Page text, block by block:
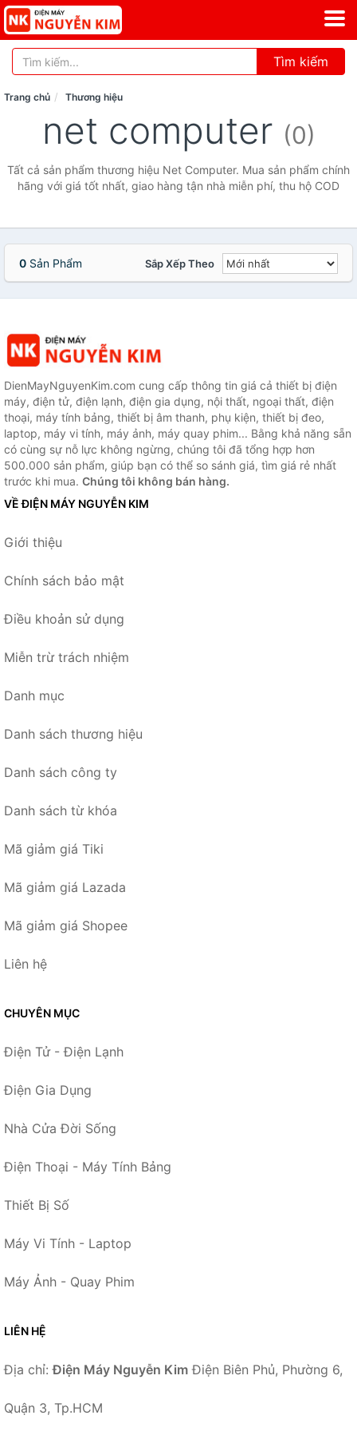
Tìm kiếm
Trang chủ Thương hiệu
net computer (0)
Tất cả sản phẩm thương hiệu Net Computer. Mua sản phẩm chính
hãng với giá tốt nhất, giao hàng tận nhà miễn phí, thu hộ COD
0 Sản Phẩm Sắp Xếp Theo
DienMayNguyenKim.com cung cấp thông tin giá cả thiết bị điện
máy, điện tử, điện lạnh, điện gia dụng, nội thất, ngoại thất, điện
thoại, máy tính bảng, thiết bị âm thanh, phụ kiện, thiết bị đeo,
laptop, máy vi tính, máy ảnh, máy quay phim... Bằng khả năng sẵn
có cùng sự nỗ lực không ngừng, chúng tôi đã tổng hợp hơn
500.000 sản phẩm, giúp bạn có thể so sánh giá, tìm giá rẻ nhất
trước khi mua. Chúng tôi không bán hàng.
VỀ ĐIỆN MÁY NGUYỄN KIM
Giới thiệu
Chính sách bảo mật
Điều khoản sử dụng
Miễn trừ trách nhiệm
Danh mục
Danh sách thương hiệu
Danh sách công ty
Danh sách từ khóa
Mã giảm giá Tiki
Mã giảm giá Lazada
Mã giảm giá Shopee
Liên hệ
CHUYÊN MỤC
Điện Tử - Điện Lạnh
Điện Gia Dụng
Nhà Cửa Đời Sống
Điện Thoại - Máy Tính Bảng
Thiết Bị Số
Máy Vi Tính - Laptop
Máy Ảnh - Quay Phim
LIÊN HỆ
Địa chỉ:Điện Máy Nguyễn Kim Điện Biên Phủ, Phường 6,
Quận 3, Tp.HCM